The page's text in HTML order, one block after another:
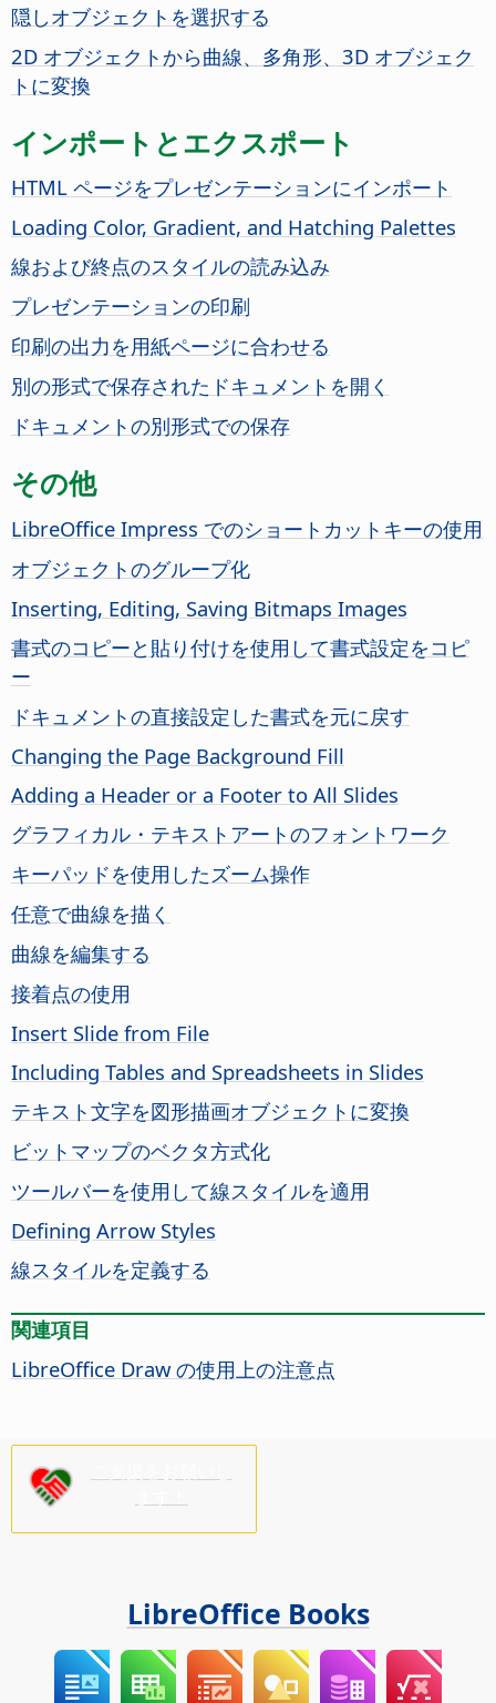
隠しオブジェクトを選択する
2D オブジェクトから曲線、多角形、3D オブジェク
トに変換
インポートとエクスポート
HTML ページをプレゼンテーションにインポート
Loading Color, Gradient, and Hatching Palettes
線および終点のスタイルの読み込み
プレゼンテーションの印刷
印刷の出力を用紙ページに合わせる
別の形式で保存されたドキュメントを開く
ドキュメントの別形式での保存
その他
LibreOffice Impress でのショートカットキーの使用
オブジェクトのグループ化
Inserting, Editing, Saving Bitmaps Images
書式のコピーと貼り付けを使用して書式設定をコピ
ー
ドキュメントの直接設定した書式を元に戻す
Changing the Page Background Fill
Adding a Header or a Footer to All Slides
グラフィカル・テキストアートのフォントワーク
キーパッドを使用したズーム操作
任意で曲線を描く
曲線を編集する
接着点の使用
Insert Slide from File
Including Tables and Spreadsheets in Slides
テキスト文字を図形描画オブジェクトに変換
ビットマップのベクタ方式化
ツールバーを使用して線スタイルを適用
Defining Arrow Styles
線スタイルを定義する
関連項目
LibreOffice Draw の使用上の注意点
LibreOffice Books